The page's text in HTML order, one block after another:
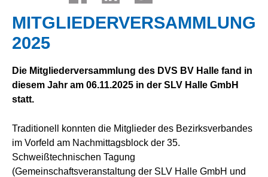
MITGLIEDERVERSAMMLUNG
2025
Die Mitgliederversammlung des DVS BV Halle fand in
diesem Jahr am 06.11.2025 in der SLV Halle GmbH
statt.
Traditionell konnten die Mitglieder des Bezirksverbandes
im Vorfeld am Nachmittagsblock der 35.
Schweißtechnischen Tagung
(Gemeinschaftsveranstaltung der SLV Halle GmbH und